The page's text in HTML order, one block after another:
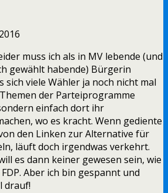
muss ich als in MV lebende (und
gewählt habende) Bürgerin
sich viele Wähler ja noch nicht mal
der Parteiprogramme
einfach dort ihr
wo es kracht. Wenn gediente
den Linken zur Alternative für
läuft doch irgendwas verkehrt.
es dann keiner gewesen sein, wie
Aber ich bin gespannt und
drauf!